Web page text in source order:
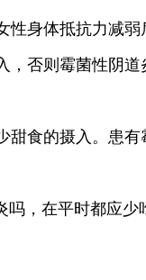
身体抵抗力减弱
，否则霉菌性阴道
食的摄入。患有
，在平时都应少